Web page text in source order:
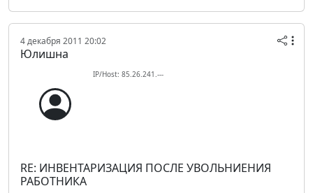
4 декабря 2011 20:02
Юлишна
IP/Host: 85.26.241.---
RE: ИНВЕНТАРИЗАЦИЯ ПОСЛЕ УВОЛЬНИЕНИЯ
РАБОТНИКА